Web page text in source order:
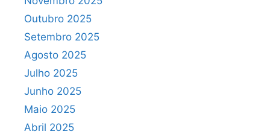
Outubro 2025
Setembro 2025
Agosto 2025
Julho 2025
Junho 2025
Maio 2025
Abril 2025